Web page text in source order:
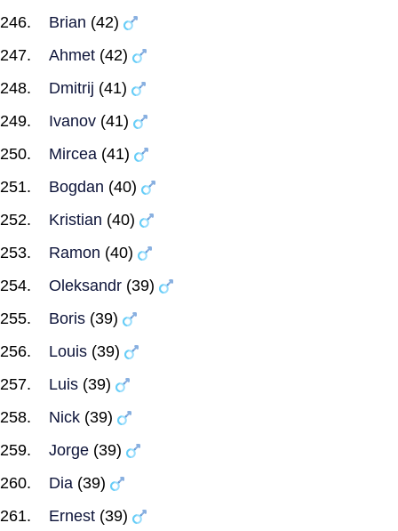
Brian (42)
Ahmet (42)
Dmitrij (41)
Ivanov (41)
Mircea (41)
Bogdan (40)
Kristian (40)
Ramon (40)
Oleksandr (39)
Boris (39)
Louis (39)
Luis (39)
Nick (39)
Jorge (39)
Dia (39)
Ernest (39)